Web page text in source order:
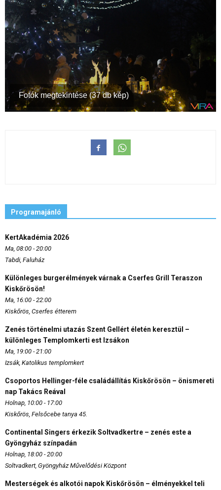
Fotók megtekintése (37 db kép)
Programajánló
KertAkadémia 2026
Ma, 08:00 - 20:00
Tabdi, Faluház
Különleges burgerélmények várnak a Cserfes Grill Teraszon
Kiskőrösön!
Ma, 16:00 - 22:00
Kiskőrös, Cserfes étterem
Zenés történelmi utazás Szent Gellért életén keresztül –
különleges Templomkerti est Izsákon
Ma, 19:00 - 21:00
Izsák, Katolikus templomkert
Csoportos Hellinger-féle családállítás Kiskőrösön – önismereti
nap Takács Reával
Holnap, 10:00 - 17:00
Kiskőrös, Felsőcebe tanya 45.
Continental Singers érkezik Soltvadkertre – zenés este a
Gyöngyház színpadán
Holnap, 18:00 - 20:00
Soltvadkert, Gyöngyház Művelődési Központ
Mesterségek és alkotói napok Kiskőrösön – élményekkel teli